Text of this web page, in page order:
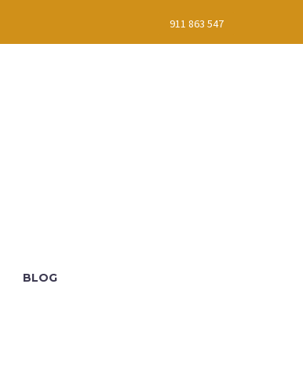
911 863 547
BLOG